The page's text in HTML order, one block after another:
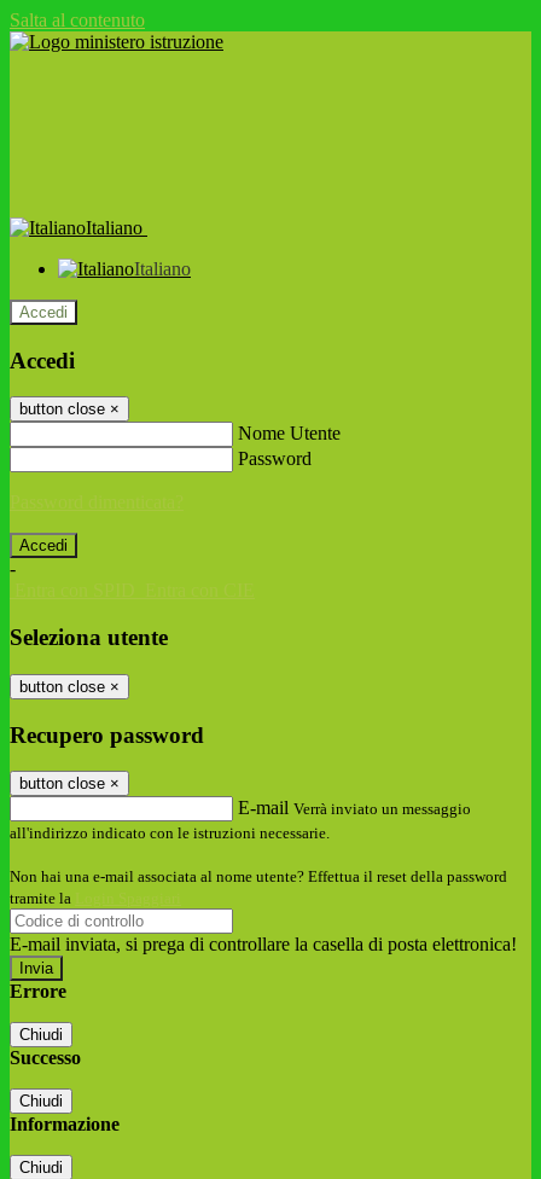
Salta al contenuto
Italiano
Italiano
Accedi
Accedi
button close ×
Nome Utente
Password
-
Seleziona utente
button close ×
Recupero password
button close ×
E-mail Verrà inviato un messaggio
all'indirizzo indicato con le istruzioni necessarie.
Non hai una e-mail associata al nome utente? Effettua il reset della password
tramite la
E-mail inviata, si prega di controllare la casella di posta elettronica!
Errore
Chiudi
Successo
Chiudi
Informazione
Chiudi